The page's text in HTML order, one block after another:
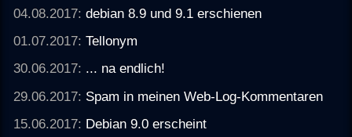
04.08.2017:debian 8.9 und 9.1 erschienen
01.07.2017:Tellonym
30.06.2017: ... na endlich!
29.06.2017: Spam in meinen Web-Log-Kommentaren
15.06.2017: Debian 9.0 erscheint